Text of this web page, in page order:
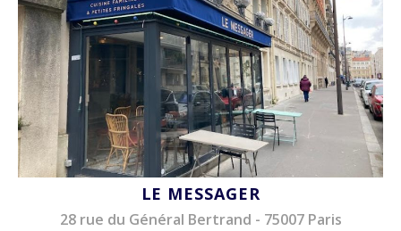
LE MESSAGER
28 rue du Général Bertrand - 75007 Paris